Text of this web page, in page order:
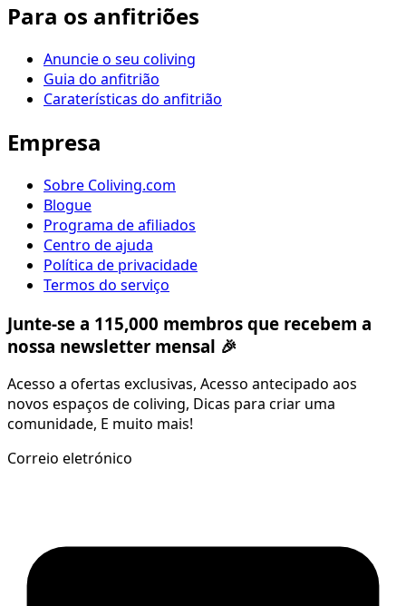
Para os anfitriões
Anuncie o seu coliving
Guia do anfitrião
Caraterísticas do anfitrião
Empresa
Sobre Coliving.com
Blogue
Programa de afiliados
Centro de ajuda
Política de privacidade
Termos do serviço
Junte-se a 115,000 membros que recebem a
nossa newsletter mensal 🎉
Acesso a ofertas exclusivas, Acesso antecipado aos
novos espaços de coliving, Dicas para criar uma
comunidade, E muito mais!
Correio eletrónico